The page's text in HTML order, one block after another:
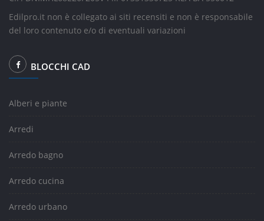
Edilpro.it non è collegato ai siti recensiti e non è responsabile
del loro contenuto e/o di eventuali variazioni
BLOCCHI CAD
Alberi e piante
Arredi
Arredo bagno
Arredo cucina
Arredo urbano